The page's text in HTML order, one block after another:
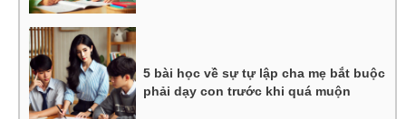
5 bài học về sự tự lập cha mẹ bắt buộc
phải dạy con trước khi quá muộn